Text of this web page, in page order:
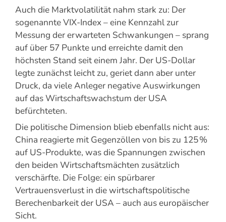
Auch die Marktvolatilität nahm stark zu: Der
sogenannte VIX-Index – eine Kennzahl zur
Messung der erwarteten Schwankungen – sprang
auf über 57 Punkte und erreichte damit den
höchsten Stand seit einem Jahr. Der US-Dollar
legte zunächst leicht zu, geriet dann aber unter
Druck, da viele Anleger negative Auswirkungen
auf das Wirtschaftswachstum der USA
befürchteten.
Die politische Dimension blieb ebenfalls nicht aus:
China reagierte mit Gegenzöllen von bis zu 125 %
auf US-Produkte, was die Spannungen zwischen
den beiden Wirtschaftsmächten zusätzlich
verschärfte. Die Folge: ein spürbarer
Vertrauensverlust in die wirtschaftspolitische
Berechenbarkeit der USA – auch aus europäischer
Sicht.